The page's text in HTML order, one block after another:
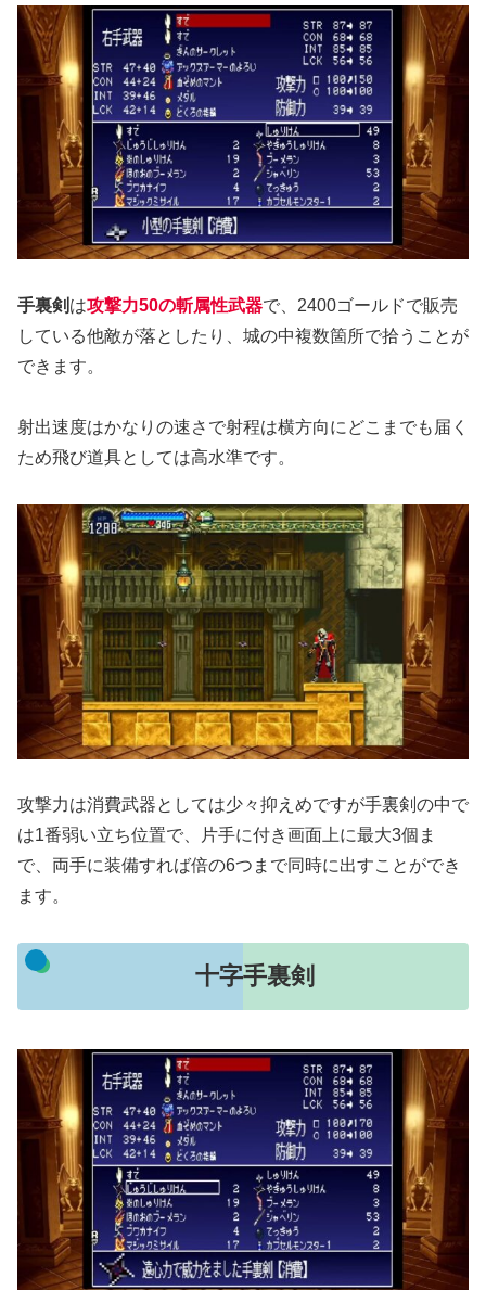
手裏剣 は攻撃力50の斬属性武器で、2400ゴールドで販売
している他敵が落としたり、城の中複数箇所で拾うことが
できます。
射出速度はかなりの速さで射程は横方向にどこまでも届く
ため飛び道具としては高水準です。
攻撃力は消費武器としては少々抑えめですが手裏剣の中で
は1番弱い立ち位置で、片手に付き画面上に最大3個ま
で、両手に装備すれば倍の6つまで同時に出すことができ
ます。
十字手裏剣